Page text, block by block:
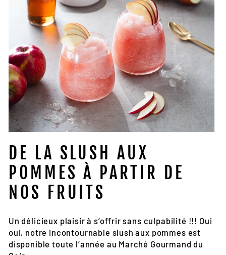
DE LA SLUSH AUX
POMMES À PARTIR DE
NOS FRUITS
Un délicieux plaisir à s’offrir sans culpabilité !!! Oui
oui, notre incontournable slush aux pommes est
disponible toute l’année au Marché Gourmand du